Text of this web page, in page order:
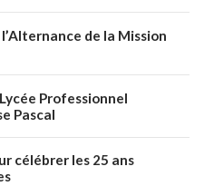
de la Mission
Professionnel
Pascal
célébrer les 25 ans